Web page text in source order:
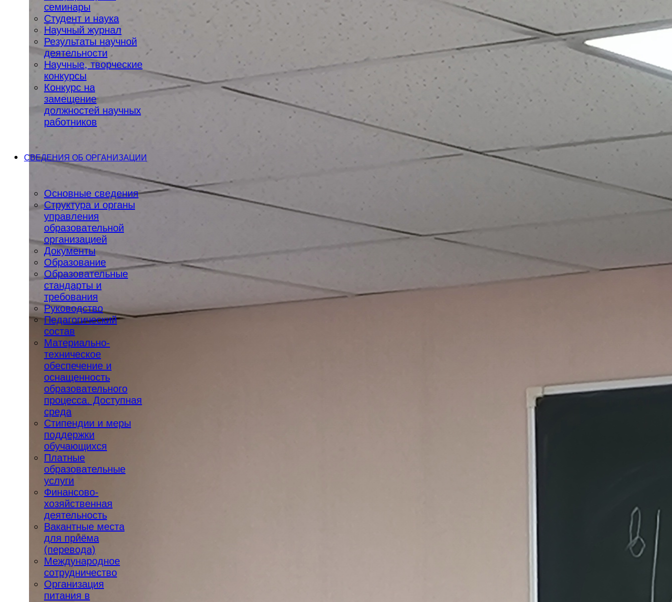
семинары
Студент и наука
Научный журнал
Результаты научной
деятельности
Научные, творческие
конкурсы
Конкурс на
замещение
должностей научных
работников
СВЕДЕНИЯ ОБ ОРГАНИЗАЦИИ
Основные сведения
Структура и органы
управления
образовательной
организацией
Документы
Образование
Образовательные
стандарты и
требования
Руководство
Педагогический
состав
Материально-
техническое
обеспечение и
оснащенность
образовательного
процесса. Доступная
среда
Стипендии и меры
поддержки
обучающихся
Платные
образовательные
услуги
Финансово-
хозяйственная
деятельность
Вакантные места
для приёма
(перевода)
Международное
сотрудничество
Организация
питания в